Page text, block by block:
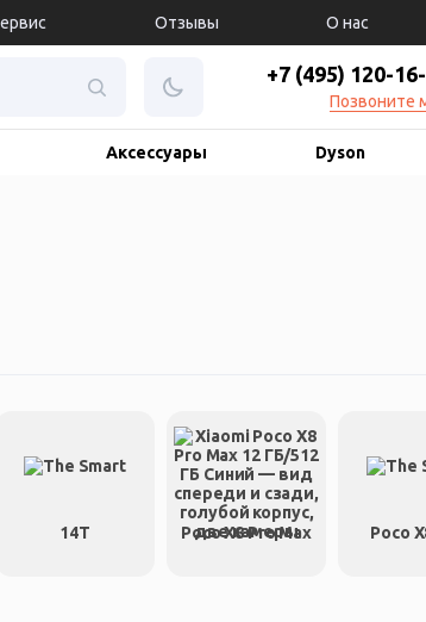
Отзывы О нас
+7 (495) 120-
Позвоните
Аксессуары Dyson
14T Poco X8 Pro Max Poco